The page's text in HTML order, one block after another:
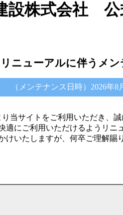
設株式会社
ニューアルに伴うメ
（メンテナンス日時）2026年8
り当サイトをご利用いただき、
適にご利用いただけるようリニ
けいたしますが、何卒ご理解賜